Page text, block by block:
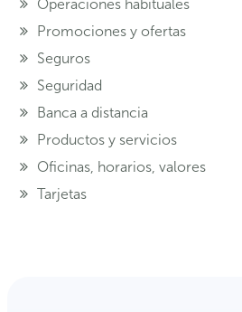
Operaciones habituales
Promociones y ofertas
Seguros
Seguridad
Banca a distancia
Productos y servicios
Oficinas, horarios, valores
Tarjetas